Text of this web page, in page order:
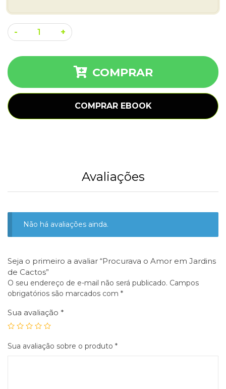
Procurava
o
Amor
em
Jardins
de
Cactos
- +
COMPRAR
COMPRAR EBOOK
Avaliações
Não há avaliações ainda.
Seja o primeiro a avaliar “Procurava o Amor em Jardins
de Cactos”
O seu endereço de e-mail não será publicado. Campos
obrigatórios são marcados com *
Sua avaliação *
Sua avaliação sobre o produto *